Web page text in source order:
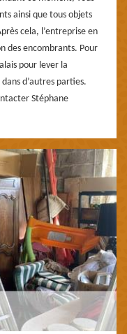
ainsi que tous objets
cela, l’entreprise en
des encombrants. Pour
pour lever la
d’autres parties.
Stéphane